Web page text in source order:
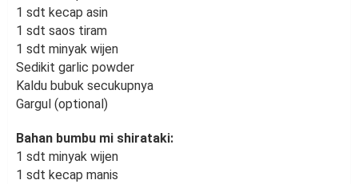
1 sdt kecap asin
1 sdt saos tiram
1 sdt minyak wijen
Sedikit garlic powder
Kaldu bubuk secukupnya
Gargul (optional)
Bahan bumbu mi shirataki:
1 sdt minyak wijen
1 sdt kecap manis